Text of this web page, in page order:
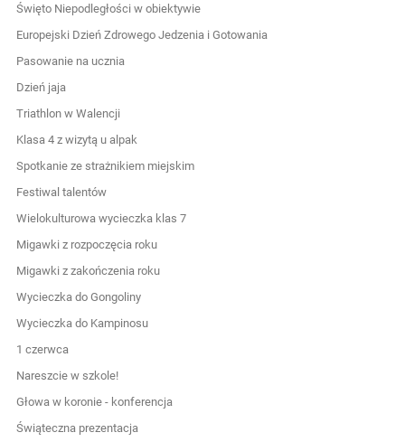
Święto Niepodległości w obiektywie
Europejski Dzień Zdrowego Jedzenia i Gotowania
Pasowanie na ucznia
Dzień jaja
Triathlon w Walencji
Klasa 4 z wizytą u alpak
Spotkanie ze strażnikiem miejskim
Festiwal talentów
Wielokulturowa wycieczka klas 7
Migawki z rozpoczęcia roku
Migawki z zakończenia roku
Wycieczka do Gongoliny
Wycieczka do Kampinosu
1 czerwca
Nareszcie w szkole!
Głowa w koronie - konferencja
Świąteczna prezentacja